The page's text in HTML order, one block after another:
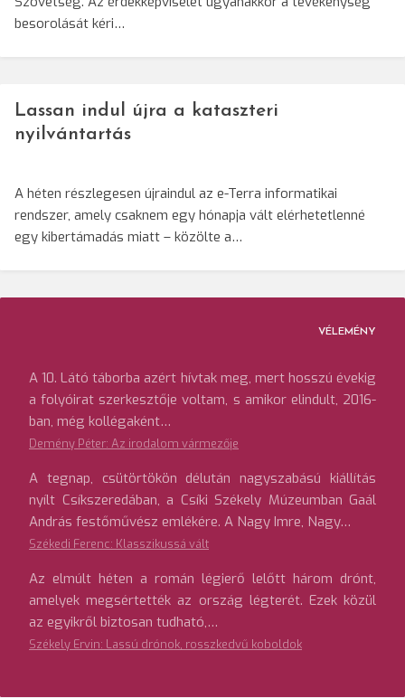
besorolását kéri…
Lassan indul újra a kataszteri
nyilvántartás
A héten részlegesen újraindul az e-Terra informatikai
rendszer, amely csaknem egy hónapja vált elérhetetlenné
egy kibertámadás miatt – közölte a…
VÉLEMÉNY
A 10. Látó táborba azért hívtak meg, mert hosszú évekig
a folyóirat szerkesztője voltam, s amikor elindult, 2016-
ban, még kollégaként…
Demény Péter: Az irodalom vármezője
A tegnap, csütörtökön délután nagyszabású kiállítás
nyílt Csíkszeredában, a Csíki Székely Múzeumban Gaál
András festőművész emlékére. A Nagy Imre, Nagy…
Székedi Ferenc: Klasszikussá vált
Az elmúlt héten a román légierő lelőtt három drónt,
amelyek megsértették az ország légterét. Ezek közül
az egyikről biztosan tudható,…
Székely Ervin: Lassú drónok, rosszkedvű koboldok